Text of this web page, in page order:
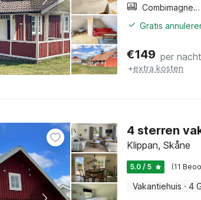
Combimagnetron
Gratis
€149 per nacht
+extra kosten
4 sterren
Klippan, Skåne
5.0 / 5 (11
Vakantiehuis · 4